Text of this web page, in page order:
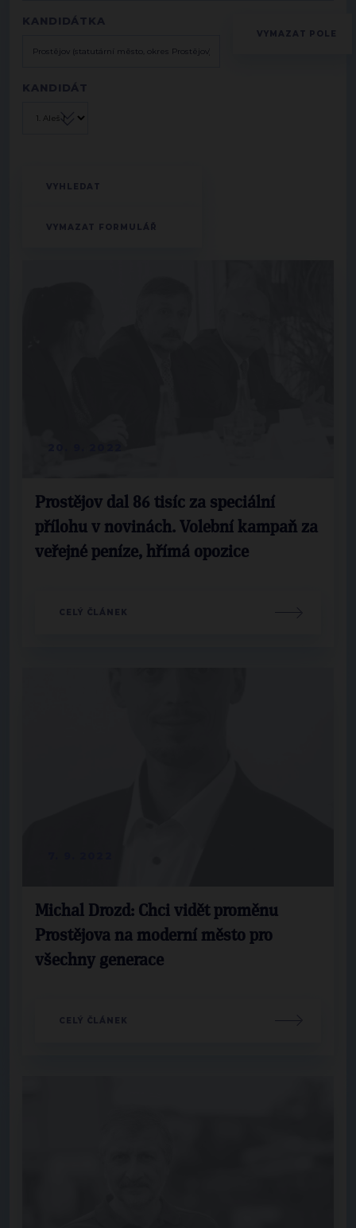
KANDIDÁTKA
KANDIDÁT
Prostějov dal 86 tisíc za speciální
přílohu v novinách. Volební kampaň za
veřejné peníze, hřímá opozice
CELÝ ČLÁNEK
Michal Drozd: Chci vidět proměnu
Prostějova na moderní město pro
všechny generace
CELÝ ČLÁNEK